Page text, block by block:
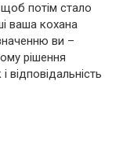
потім стало
ваша кохана
ви –
рішення